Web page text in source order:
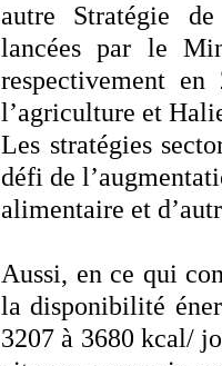
autre Stratégie
lancées par le
respectivement
l’agriculture et
Les stratégies
défi de
alimentaire et
Aussi, en ce qui
la disponibilité
3207 à 3680 kcal/